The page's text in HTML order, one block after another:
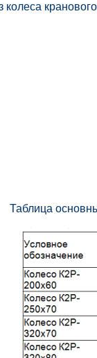
колеса
Таблица